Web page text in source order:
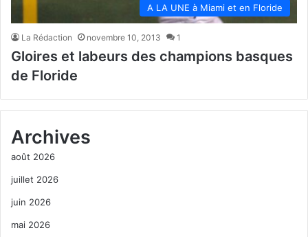
A LA UNE à Miami et en Floride
La Rédaction novembre 10, 2013 1
Gloires et labeurs des champions basques
de Floride
Archives
août 2026
juillet 2026
juin 2026
mai 2026